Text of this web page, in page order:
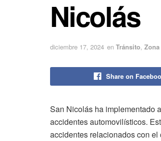
Nicolás
diciembre 17, 2024 en Tránsito,
Share on
San Nicolás ha implementado
accidentes automovilísticos.
accidentes relacionados con